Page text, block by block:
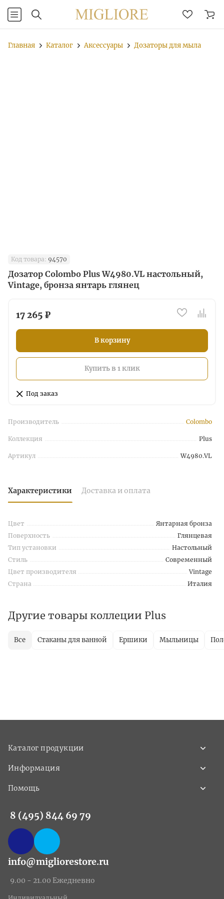
Главная Каталог Аксессуары Дозаторы для мыла
Код товара: 94570
Дозатор Colombo Plus W4980.VL настольный,
Vintage, бронза янтарь глянец
17 265 ₽
В корзину
Купить в 1 клик
Под заказ
Производитель Colombo
Коллекция Plus
Артикул W4980.VL
Характеристики Доставка и оплата
Цвет
Янтарная бронза
Поверхность
Глянцевая
Тип установки
Настольный
Стиль
Современный
Цвет производителя
Vintage
Страна
Италия
Другие товары коллеции Plus
Все Стаканы для ванной Ершики Мыльницы
Каталог продукции
Информация
Помощь
8 (495) 844 69 79
info@migliorestore.ru
9.00 - 21.00 Ежедневно